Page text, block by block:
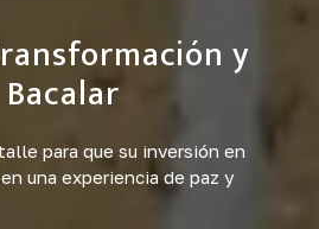
y
para que su inversión en
una experiencia de paz y